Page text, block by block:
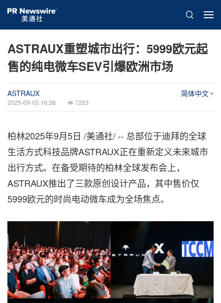
ASTRAUX重塑城市出行：5999欧元起
售的纯电微车SEV引爆欧洲市场
ASTRAUX
2025-09-05 16:38 7203
简体中文
柏林2025年9月5日 /美通社/ -- 总部位于迪拜的全球
生活方式科技品牌ASTRAUX正在重新定义未来城市
出行方式。在备受期待的柏林全球发布会上，
ASTRAUX推出了三款原创设计产品，其中售价仅
5999欧元的时尚电动微车成为全场焦点。